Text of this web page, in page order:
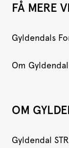
FÅ MERE
Gyldendals
Om
OM
Gyldendal